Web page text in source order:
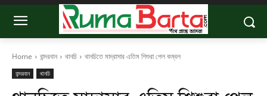
Home বান্দরবান থানচি থানচিতে মাদ্রাসার এতিম শিশুরা পেল কম্বল
বান্দরবান থানচি